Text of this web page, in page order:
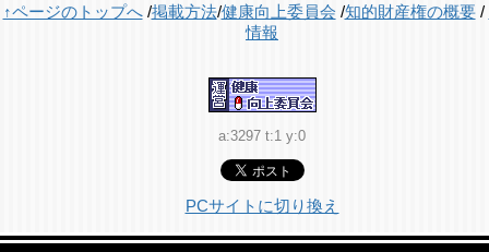
↑ページのトップへ/掲載方法/健康向上委員会 /知的財産権の概要/
情報
a:3297 t:1 y:0
PCサイトに切り換え